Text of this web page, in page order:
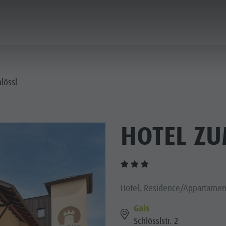
HOTEL
Hotel, Residence/
Gais
Schlösslstr. 2